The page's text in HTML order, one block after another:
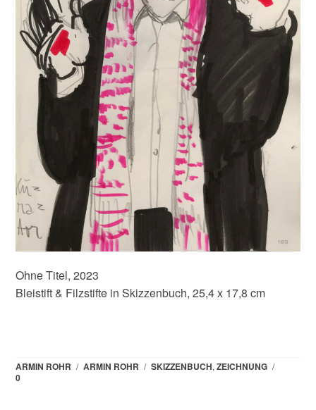
Ohne Titel, 2023
Bleistift & Filzstifte in Skizzenbuch, 25,4 x 17,8 cm
ARMIN ROHR / ARMIN ROHR / SKIZZENBUCH,ZEICHNUNG /
0